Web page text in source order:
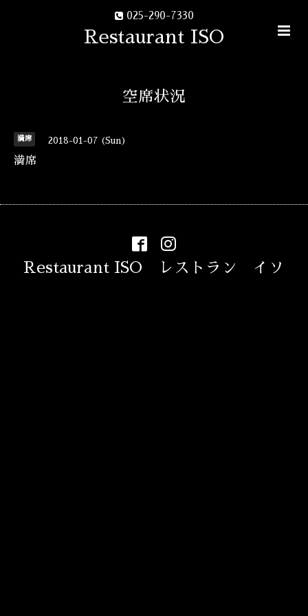
025-290-7330
Restaurant ISO
空席状況
満席 2018-01-07 (Sun)
満席
Restaurant ISO レストラン イソ